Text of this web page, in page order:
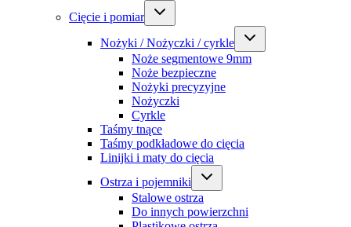
Cięcie i pomiar
Nożyki / Nożyczki / cyrkle
Noże segmentowe 9mm
Noże bezpieczne
Nożyki precyzyjne
Nożyczki
Cyrkle
Taśmy tnące
Taśmy podkładowe do cięcia
Linijki i maty do cięcia
Ostrza i pojemniki
Stalowe ostrza
Do innych powierzchni